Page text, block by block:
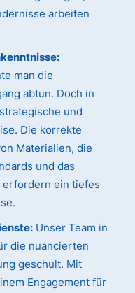
arbeiten
man die
abtun. Doch in
und
Die korrekte
Materialien, die
und das
erfordern ein tiefes
Unser Team in
die nuancierten
geschult. Mit
Engagement für